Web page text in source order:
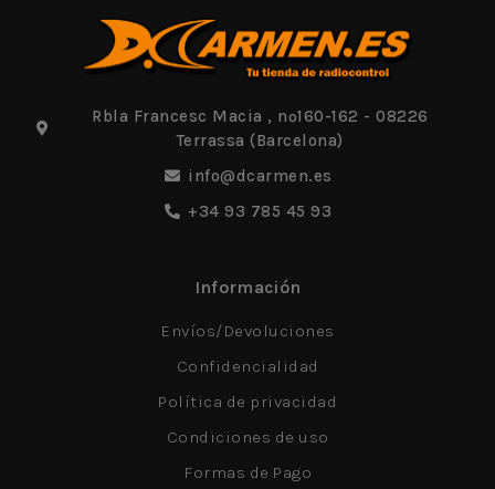
Rbla Francesc Macia , nº160-162 - 08226
Terrassa (Barcelona)
info@dcarmen.es
+34 93 785 45 93
Información
Envíos/Devoluciones
Confidencialidad
Política de privacidad
Condiciones de uso
Formas de Pago